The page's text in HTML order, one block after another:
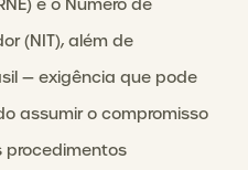
e o Número de
(NIT), além de
— exigência que pode
assumir o compromisso
procedimentos